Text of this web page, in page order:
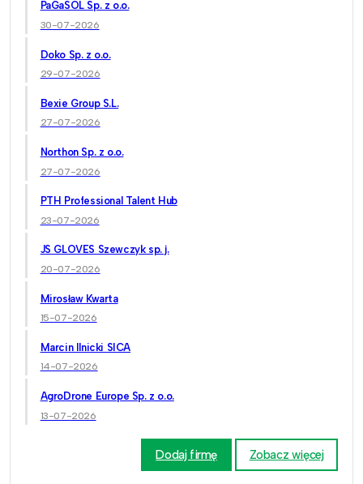
PaGaSOL Sp. z o.o.
30-07-2026
Doko Sp. z o.o.
29-07-2026
Bexie Group S.L.
27-07-2026
Northon Sp. z o.o.
27-07-2026
PTH Professional Talent Hub
23-07-2026
JS GLOVES Szewczyk sp. j.
20-07-2026
Mirosław Kwarta
15-07-2026
Marcin Ilnicki SICA
14-07-2026
AgroDrone Europe Sp. z o.o.
13-07-2026
Dodaj firmę Zobacz więcej